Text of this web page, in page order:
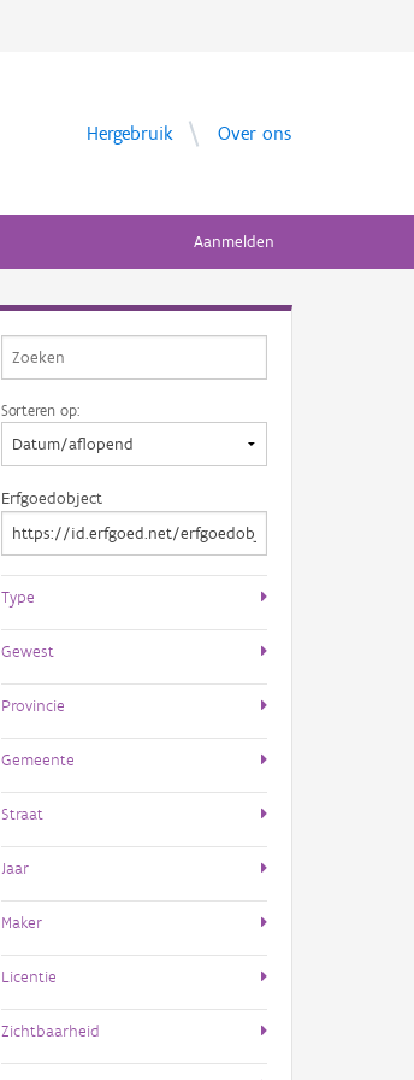
Hergebruik Over ons
Aanmelden
Sorteren op:
Erfgoedobject
Type
Gewest
Provincie
Gemeente
Straat
Jaar
Maker
Licentie
Zichtbaarheid